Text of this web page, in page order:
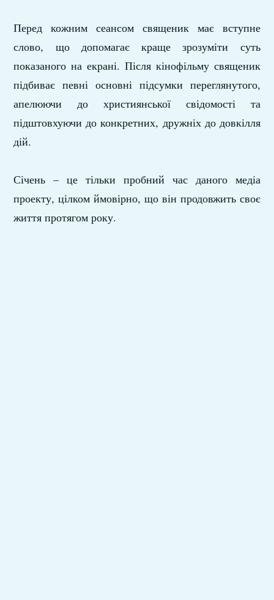
Перед кожним сеансом священик має вступне
слово, що допомагає краще зрозуміти суть
показаного на екрані. Після кінофільму священик
підбиває певні основні підсумки переглянутого,
апелюючи до християнської свідомості та
підштовхуючи до конкретних, дружніх до довкілля
дій.
Січень – це тільки пробний час даного медіа
проекту, цілком ймовірно, що він продовжить своє
життя протягом року.